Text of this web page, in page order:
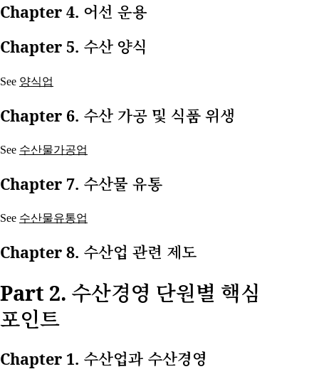
Chapter 4. 어선 운용
Chapter 5. 수산 양식
See 양식업
Chapter 6. 수산 가공 및 식품 위생
See 수산물가공업
Chapter 7. 수산물 유통
See 수산물유통업
Chapter 8. 수산업 관련 제도
Part 2. 수산경영 단원별 핵심
포인트
Chapter 1. 수산업과 수산경영